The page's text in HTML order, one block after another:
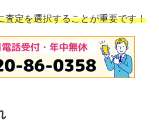
査定を選択することが重要です！